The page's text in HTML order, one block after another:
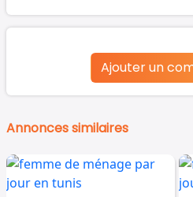
Ajouter un
Annonces similaires